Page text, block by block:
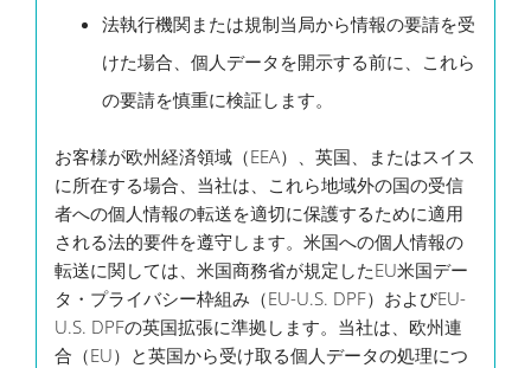
法執行機関または規制当局から情報の要請を受
けた場合、個人データを開示する前に、これら
の要請を慎重に検証します。
お客様が欧州経済領域（EEA）、英国、またはスイス
に所在する場合、当社は、これら地域外の国の受信
者への個人情報の転送を適切に保護するために適用
される法的要件を遵守します。米国への個人情報の
転送に関しては、米国商務省が規定したEU米国デー
タ・プライバシー枠組み（EU-U.S. DPF）およびEU-
U.S. DPFの英国拡張に準拠します。当社は、欧州連
合（EU）と英国から受け取る個人データの処理につ